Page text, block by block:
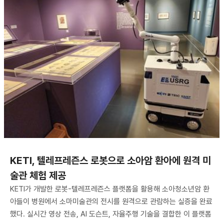
KETI, 텔레프레즌스 로봇으로 소아암 환아에 원격 미
술관 체험 제공
KETI가 개발한 로봇-텔레프레즌스 플랫폼을 활용해 소아청소년암 환
아들이 병원에서 소마미술관의 전시를 원격으로 관람하는 실증을 완료
했다. 실시간 영상 전송, AI 도슨트, 자율주행 기술을 결합한 이 플랫폼